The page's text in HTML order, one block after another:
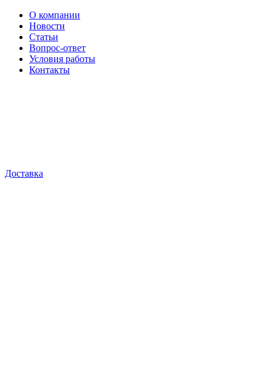
О компании
Новости
Статьи
Вопрос-ответ
Условия работы
Контакты
Доставка